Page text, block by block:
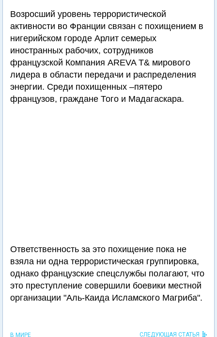
Возросший уровень террористической
активности во Франции связан с похищением в
нигерийском городе Арлит семерых
иностранных рабочих, сотрудников
французской Компания AREVA T& мирового
лидера в области передачи и распределения
энергии. Среди похищенных –пятеро
французов, граждане Того и Мадагаскара.
Ответственность за это похищение пока не
взяла ни одна террористическая группировка,
однако французские спецслужбы полагают, что
это преступление совершили боевики местной
организации "Аль-Каида Исламского Магриба".
В МИРЕ СЛЕДУЮЩАЯ СТАТЬЯ